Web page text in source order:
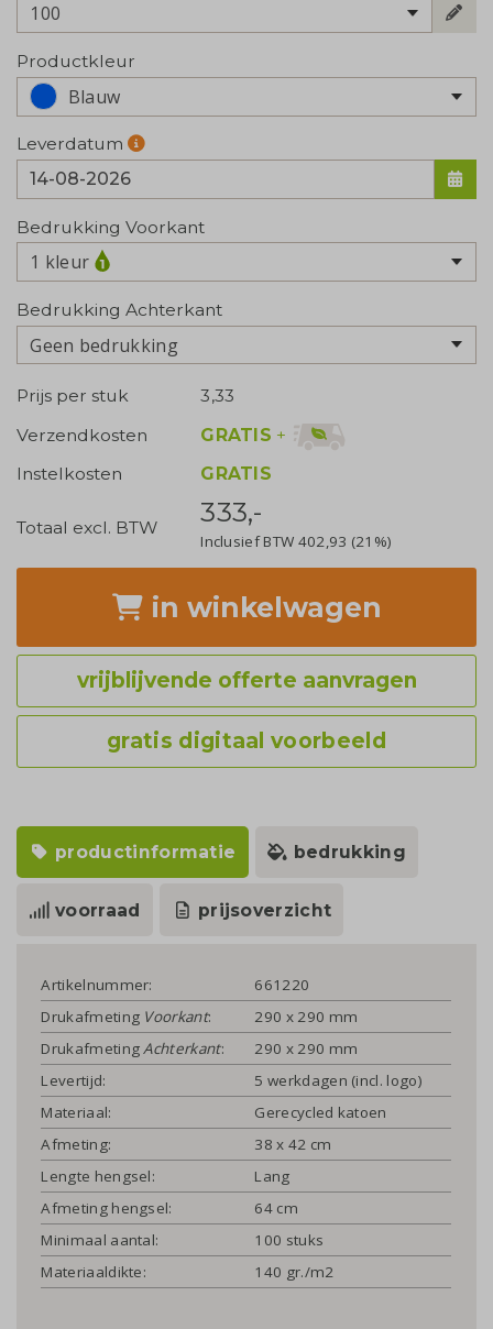
100
Productkleur
Blauw
Leverdatum
Bedrukking Voorkant
1 kleur
Bedrukking Achterkant
Geen bedrukking
Prijs per stuk
3,33
Verzendkosten
GRATIS +
Instelkosten
GRATIS
Totaal excl. BTW 333,-
Inclusief BTW 402,93 (21%)
in winkelwagen
vrijblijvende offerte aanvragen
gratis digitaal voorbeeld
productinformatie bedrukking
voorraad prijsoverzicht
Artikelnummer:
661220
Drukafmeting Voorkant:
290 x 290 mm
DrukafmetingAchterkant:
290 x 290 mm
Levertijd:
5 werkdagen (incl. logo)
Materiaal:
Gerecycled katoen
Afmeting:
38 x 42 cm
Lengte hengsel:
Lang
Afmeting hengsel:
64 cm
Minimaal aantal:
100 stuks
Materiaaldikte:
140 gr./m2